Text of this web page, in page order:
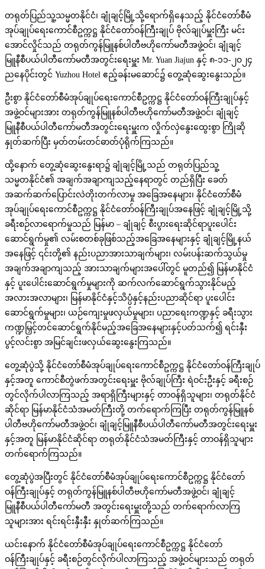
တရုတ်ပြည်သူ့သမ္မတနိုင်ငံ၊ ချုံချင့်မြို့သို့ရောက်ရှိနေသည့် နိုင်ငံတော်စီမံ
အုပ်ချုပ်ရေးကောင်စီဥက္ကဋ္ဌ နိုင်ငံတော်ဝန်ကြီးချုပ် ဗိုလ်ချုပ်မှူးကြီး မင်း
အောင်လှိုင်သည် တရုတ်ကွန်မြူနစ်ပါတီဗဟိုကော်မတီအဖွဲ့ဝင်၊ ချုံချင့်
မြူနီစီပယ်ပါတီကော်မတီအတွင်းရေးမှူး Mr. Yuan Jiajun နှင့် ၈-၁၁-၂၀၂၄
ညနေပိုင်းတွင် Yuzhou Hotel ဧည့်ခန်းမဆောင်၌ တွေ့ဆုံဆွေးနွေးသည်။
ဦးစွာ နိုင်ငံတော်စီမံအုပ်ချုပ်ရေးကောင်စီဥက္ကဋ္ဌ နိုင်ငံတော်ဝန်ကြီးချုပ်နှင့်
အဖွဲ့ဝင်များအား တရုတ်ကွန်မြူနစ်ပါတီဗဟိုကော်မတီအဖွဲ့ဝင်၊ ချုံချင့်
မြူနီစီပယ်ပါတီကော်မတီအတွင်းရေးမှူးက လှိုက်လှဲနွေးထွေးစွာ ကြိုဆို
နှုတ်ဆက်ပြီး မှတ်တမ်းတင်ဓာတ်ပုံရိုက်ကြသည်။
ထို့နောက် တွေ့ဆုံဆွေးနွေးရာ၌ ချုံချင့်မြို့သည် တရုတ်ပြည်သူ့
သမ္မတနိုင်ငံ၏ အချက်အချာကျသည့်နေရာတွင် တည်ရှိပြီး ခေတ်
အဆက်ဆက်ပြောင်းလဲတိုးတက်လာမှု အခြေအနေများ၊ နိုင်ငံတော်စီမံ
အုပ်ချုပ်ရေးကောင်စီဥက္ကဋ္ဌ နိုင်ငံတော်ဝန်ကြီးချုပ်အနေဖြင့် ချုံချင့်မြို့သို့
ခရီးစဉ်လာရောက်မှုသည် မြန်မာ – ချုံချင့် စီးပွားရေးဆိုင်ရာပူးပေါင်း
ဆောင်ရွက်မှု၏ လမ်းစတစ်ခုဖြစ်သည့်အခြေအနေများနှင့် ချုံချင့်မြို့နယ်
အနေဖြင့် ၎င်းတို့၏ နည်းပညာအားသာချက်များ၊ လမ်းပန်းဆက်သွယ်မှု
အချက်အချာကျသည့် အားသာချက်များအပေါ်တွင် မူတည်၍ မြန်မာနိုင်ငံ
နှင့် ပူးပေါင်းဆောင်ရွက်မှုများကို ဆက်လက်ဆောင်ရွက်သွားနိုင်မည့်
အလားအလာများ၊ မြန်မာနိုင်ငံနှင့်သိပ္ပံနှင့်နည်းပညာဆိုင်ရာ ပူးပေါင်း
ဆောင်ရွက်မှုများ၊ ယဉ်ကျေးမှုဖလှယ်မှုများ၊ ပညာရေးကဏ္ဍနှင့် ခရီးသွား
ကဏ္ဍမြှင့်တင်ဆောင်ရွက်နိုင်မည့်အခြေအနေများနှင့်ပတ်သက်၍ ရင်းနှီး
ပွင့်လင်းစွာ အမြင်ချင်းဖလှယ်ဆွေးနွေးကြသည်။
တွေ့ဆုံပွဲသို့ နိုင်ငံတော်စီမံအုပ်ချုပ်ရေးကောင်စီဥက္ကဋ္ဌ နိုင်ငံတော်ဝန်ကြီးချုပ်
နှင့်အတူ ကောင်စီတွဲဖက်အတွင်းရေးမှူး ဗိုလ်ချုပ်ကြီး ရဲဝင်းဦးနှင့် ခရီးစဉ်
တွင်လိုက်ပါလာကြသည့် အရာရှိကြီးများနှင့် တာဝန်ရှိသူများ၊ တရုတ်နိုင်ငံ
ဆိုင်ရာ မြန်မာနိုင်ငံသံအမတ်ကြီးတို့ တက်ရောက်ကြပြီး တရုတ်ကွန်မြူနစ်
ပါတီဗဟိုကော်မတီအဖွဲ့ဝင်၊ ချုံချင့်မြူနီစီပယ်ပါတီကော်မတီအတွင်းရေးမှူး
နှင့်အတူ မြန်မာနိုင်ငံဆိုင်ရာ တရုတ်နိုင်ငံသံအမတ်ကြီးနှင့် တာဝန်ရှိသူများ
တက်ရောက်ကြသည်။
တွေ့ဆုံပွဲအပြီးတွင် နိုင်ငံတော်စီမံအုပ်ချုပ်ရေးကောင်စီဥက္ကဋ္ဌ နိုင်ငံတော်
ဝန်ကြီးချုပ်နှင့် တရုတ်ကွန်မြူနစ်ပါတီဗဟိုကော်မတီအဖွဲ့ဝင်၊ ချုံချင့်
မြူနီစီပယ်ပါတီကော်မတီ အတွင်းရေးမှူးတို့သည် တက်ရောက်လာကြ
သူများအား ရင်းရင်းနှီးနှီး နှုတ်ဆက်ကြသည်။
ယင်းနောက် နိုင်ငံတော်စီမံအုပ်ချုပ်ရေးကောင်စီဥက္ကဋ္ဌ နိုင်ငံတော်
ဝန်ကြီးချုပ်နှင့် ခရီးစဉ်တွင်လိုက်ပါလာကြသည့် အဖွဲ့ဝင်များသည် တရုတ်